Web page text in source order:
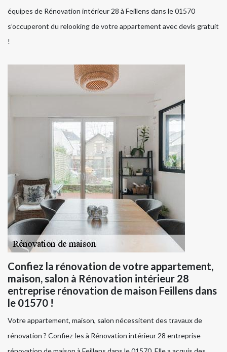
équipes de Rénovation intérieur 28 à Feillens dans le 01570
s’occuperont du relooking de votre appartement avec devis gratuit
!
Confiez la rénovation de votre appartement,
maison, salon à Rénovation intérieur 28
entreprise rénovation de maison Feillens dans
le 01570 !
Votre appartement, maison, salon nécessitent des travaux de
rénovation ? Confiez-les à Rénovation intérieur 28 entreprise